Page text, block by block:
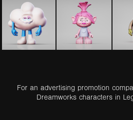
For an advertising promotion
Dreamworks characters in